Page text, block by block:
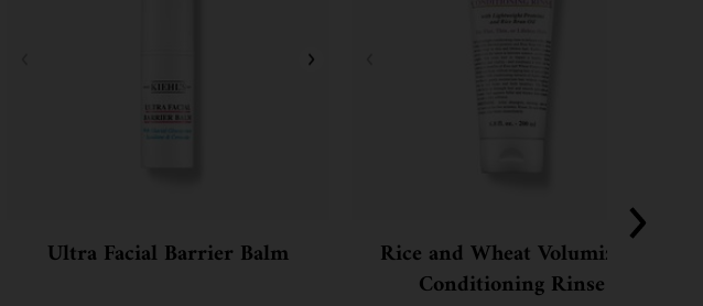
Ultra Facial Barrier Balm
Rice and Wheat Volumizing
Conditioning Rinse